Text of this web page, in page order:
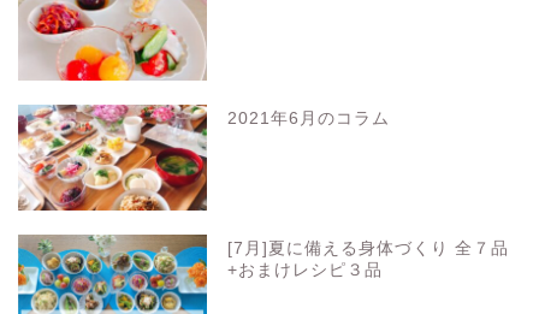
2021年6月のコラム
[7月]夏に備える身体づくり 全７品
+おまけレシピ３品